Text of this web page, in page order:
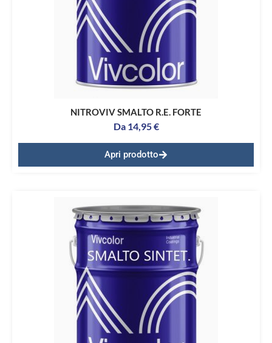
NITROVIV SMALTO R.E. FORTE
Da 14,95€
Apri prodotto